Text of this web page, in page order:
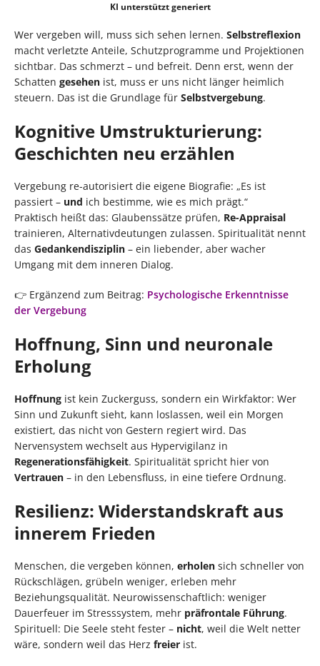
KI unterstützt generiert
Wer vergeben will, muss sich sehen lernen. Selbstreflexion
macht verletzte Anteile, Schutzprogramme und Projektionen
sichtbar. Das schmerzt – und befreit. Denn erst, wenn der
Schatten gesehen ist, muss er uns nicht länger heimlich
steuern. Das ist die Grundlage für Selbstvergebung.
Kognitive Umstrukturierung:
Geschichten neu erzählen
Vergebung re-autorisiert die eigene Biografie: „Es ist
passiert – und ich bestimme, wie es mich prägt.“
Praktisch heißt das: Glaubenssätze prüfen, Re-Appraisal
trainieren, Alternativdeutungen zulassen. Spiritualität nennt
das Gedankendisziplin – ein liebender, aber wacher
Umgang mit dem inneren Dialog.
👉 Ergänzend zum Beitrag: Psychologische Erkenntnisse
der Vergebung
Hoffnung, Sinn und neuronale
Erholung
Hoffnung ist kein Zuckerguss, sondern ein Wirkfaktor: Wer
Sinn und Zukunft sieht, kann loslassen, weil ein Morgen
existiert, das nicht von Gestern regiert wird. Das
Nervensystem wechselt aus Hypervigilanz in
Regenerationsfähigkeit. Spiritualität spricht hier von
Vertrauen – in den Lebensfluss, in eine tiefere Ordnung.
Resilienz: Widerstandskraft aus
innerem Frieden
Menschen, die vergeben können, erholen sich schneller von
Rückschlägen, grübeln weniger, erleben mehr
Beziehungsqualität. Neurowissenschaftlich: weniger
Dauerfeuer im Stresssystem, mehr präfrontale Führung.
Spirituell: Die Seele steht fester – nicht, weil die Welt netter
wäre, sondern weil das Herz freier ist.